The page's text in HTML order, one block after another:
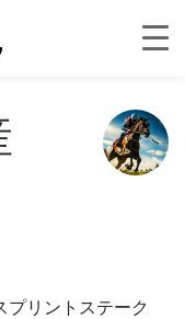
リントステーク